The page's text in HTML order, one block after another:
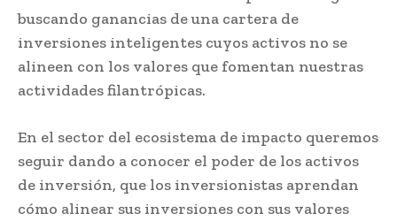
buscando ganancias de una cartera de
inversiones inteligentes cuyos activos no se
alineen con los valores que fomentan nuestras
actividades filantrópicas.
En el sector del ecosistema de impacto queremos
seguir dando a conocer el poder de los activos
de inversión, que los inversionistas aprendan
cómo alinear sus inversiones con sus valores